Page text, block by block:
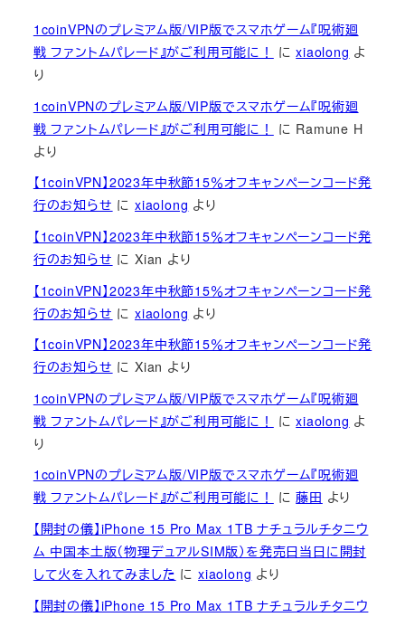
1coinVPNのプレミアム版/VIP版でスマホゲーム『呪術廻
戦 ファントムパレード』がご利用可能に！
にxiaolong よ
り
1coinVPNのプレミアム版/VIP版でスマホゲーム『呪術廻
戦 ファントムパレード』がご利用可能に！
に Ramune H
より
【1coinVPN】2023年中秋節15％オフキャンペーンコード発
行のお知らせ にxiaolong より
【1coinVPN】2023年中秋節15％オフキャンペーンコード発
行のお知らせ にXian より
【1coinVPN】2023年中秋節15％オフキャンペーンコード発
行のお知らせ にxiaolong より
【1coinVPN】2023年中秋節15％オフキャンペーンコード発
行のお知らせ にXian より
1coinVPNのプレミアム版/VIP版でスマホゲーム『呪術廻
戦 ファントムパレード』がご利用可能に！
にxiaolong よ
り
1coinVPNのプレミアム版/VIP版でスマホゲーム『呪術廻
戦 ファントムパレード』がご利用可能に！
に藤田 より
【開封の儀】iPhone 15 Pro Max 1TB ナチュラルチタニウ
ム 中国本土版（物理デュアルSIM版）を発売日当日に開封
して火を入れてみました にxiaolong より
【開封の儀】iPhone 15 Pro Max 1TB ナチュラルチタニウ